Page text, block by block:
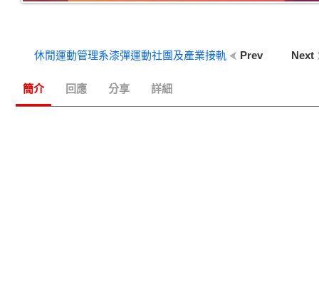
Prev
休閒運動管理系漆彈運動社團及產業接軌 Next
簡介 回應 分享 詳細